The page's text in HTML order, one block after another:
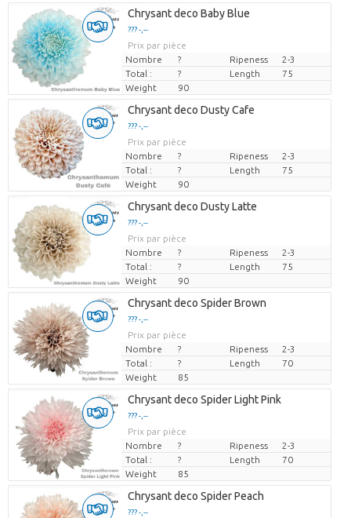
Chrysant deco Baby Blue
??? -,--
Prix par pièce
Nombre
? Ripeness
2-3
Total :
? Length
75
Weight
90
Chrysant deco Dusty Cafe
??? -,--
Prix par pièce
Nombre
? Ripeness
2-3
Total :
? Length
75
Weight
90
Chrysant deco Dusty Latte
??? -,--
Prix par pièce
Nombre
? Ripeness
2-3
Total :
? Length
75
Weight
90
Chrysant deco Spider Brown
??? -,--
Prix par pièce
Nombre
? Ripeness
2-3
Total :
? Length
70
Weight
85
Chrysant deco Spider Light Pink
??? -,--
Prix par pièce
Nombre
? Ripeness
2-3
Total :
? Length
70
Weight
85
Chrysant deco Spider Peach
??? -,--